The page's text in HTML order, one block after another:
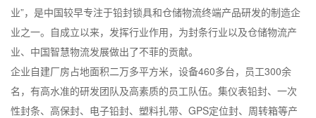
业”，是中国较早专注于铅封锁具和仓储物流终端产品研发的制造企
业之一。自成立以来，发挥行业作用，为封条行业以及仓储物流产
业、中国智慧物流发展做出了不菲的贡献。
企业自建厂房占地面积二万多平方米，设备460多台，员工300余
名，有高水准的研发团队及高素质的员工队伍。集仪表铅封、一次
性封条、高保封、电子铅封、塑料扎带、GPS定位封、周转箱等产